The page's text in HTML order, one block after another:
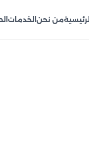
الرئيسيةمن نحن الخدمات